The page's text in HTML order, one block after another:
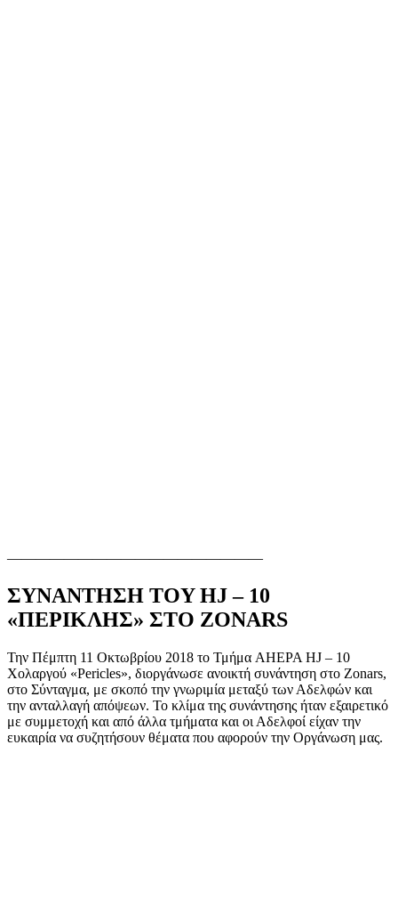
——————————————————
ΣΥΝΑΝΤΗΣΗ TOY HJ – 10
«ΠΕΡΙΚΛΗΣ» ΣΤΟ ZONARS
Την Πέμπτη 11 Οκτωβρίου 2018 το Τμήμα AHEPA HJ – 10
Χολαργού «Pericles», διοργάνωσε ανοικτή συνάντηση στο Zonars,
στο Σύνταγμα, με σκοπό την γνωριμία μεταξύ των Αδελφών και
την ανταλλαγή απόψεων. Το κλίμα της συνάντησης ήταν εξαιρετικό
με συμμετοχή και από άλλα τμήματα και οι Αδελφοί είχαν την
ευκαιρία να συζητήσουν θέματα που αφορούν την Οργάνωση μας.